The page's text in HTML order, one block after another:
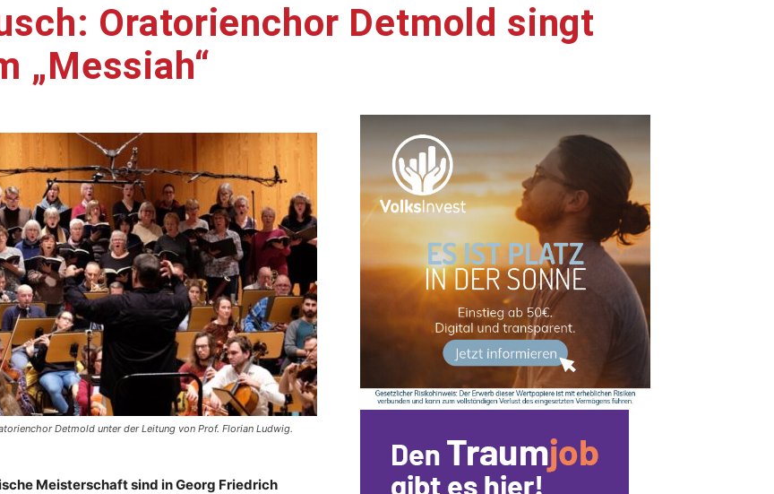
Oratorienchor Detmold singt
„Messiah“
Detmold unter der Leitung von Prof. Florian Ludwig.
Meisterschaft sind in Georg Friedrich